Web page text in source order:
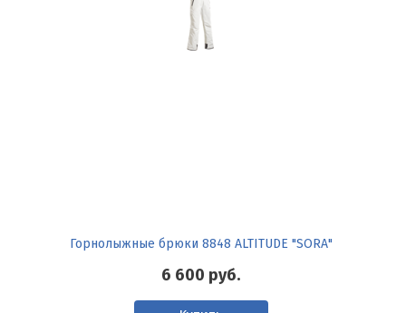
Горнолыжные брюки 8848 ALTITUDE "SORA"
6 600 руб.